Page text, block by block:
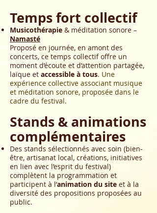
Temps fort collectif
Musicothérapie & méditation sonore –
Namasté
Proposé en journée, en amont des
concerts, ce temps collectif offre un
moment d’écoute et d’attention partagée,
laïque et accessible à tous. Une
expérience collective associant musique
et méditation sonore, proposée dans le
cadre du festival.
Stands & animations
complémentaires
Des stands sélectionnés avec soin (bien-
être, artisanat local, créations, initiatives
en lien avec l’esprit du festival)
complètent la programmation et
participent à l’animation du site et à la
diversité des propositions proposées au
public.